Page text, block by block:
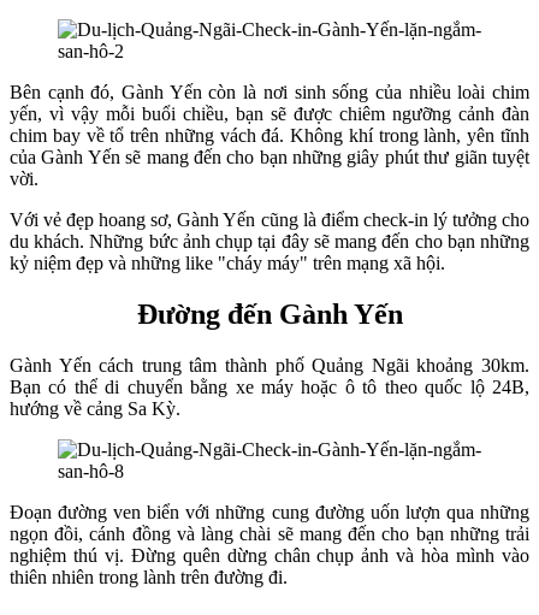
Bên cạnh đó, Gành Yến còn là nơi sinh sống của nhiều loài chim
yến, vì vậy mỗi buổi chiều, bạn sẽ được chiêm ngưỡng cảnh đàn
chim bay về tổ trên những vách đá. Không khí trong lành, yên tĩnh
của Gành Yến sẽ mang đến cho bạn những giây phút thư giãn tuyệt
vời.
Với vẻ đẹp hoang sơ, Gành Yến cũng là điểm check-in lý tưởng cho
du khách. Những bức ảnh chụp tại đây sẽ mang đến cho bạn những
kỷ niệm đẹp và những like "cháy máy" trên mạng xã hội.
Đường đến Gành Yến
Gành Yến cách trung tâm thành phố Quảng Ngãi khoảng 30km.
Bạn có thể di chuyển bằng xe máy hoặc ô tô theo quốc lộ 24B,
hướng về cảng Sa Kỳ.
Đoạn đường ven biển với những cung đường uốn lượn qua những
ngọn đồi, cánh đồng và làng chài sẽ mang đến cho bạn những trải
nghiệm thú vị. Đừng quên dừng chân chụp ảnh và hòa mình vào
thiên nhiên trong lành trên đường đi.